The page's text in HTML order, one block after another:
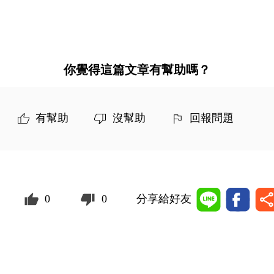
你覺得這篇文章有幫助嗎？
有幫助 沒幫助 回報問題
0 0 分享給好友